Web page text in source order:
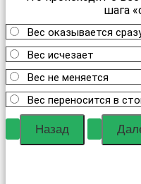
шага
Вес оказывается
Вес исчезает
Вес не меняется
Вес переносится в